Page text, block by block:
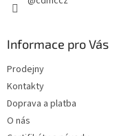
Informace pro Vás
Prodejny
Kontakty
Doprava a platba
O nás